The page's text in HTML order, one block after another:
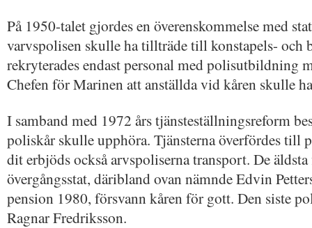
På 1950-talet gjordes en överenskommelse med
varvspolisen skulle ha tillträde till konstapels- och
rekryterades endast personal med polisutbildning
Chefen för Marinen att anställda vid kåren skulle
I samband med 1972 års tjänsteställningsreform
poliskår skulle upphöra. Tjänsterna överfördes till
dit erbjöds också arvspoliserna transport. De
övergångsstat, däribland ovan nämnde Edvin
pension 1980, försvann kåren för gott. Den siste
Ragnar Fredriksson.